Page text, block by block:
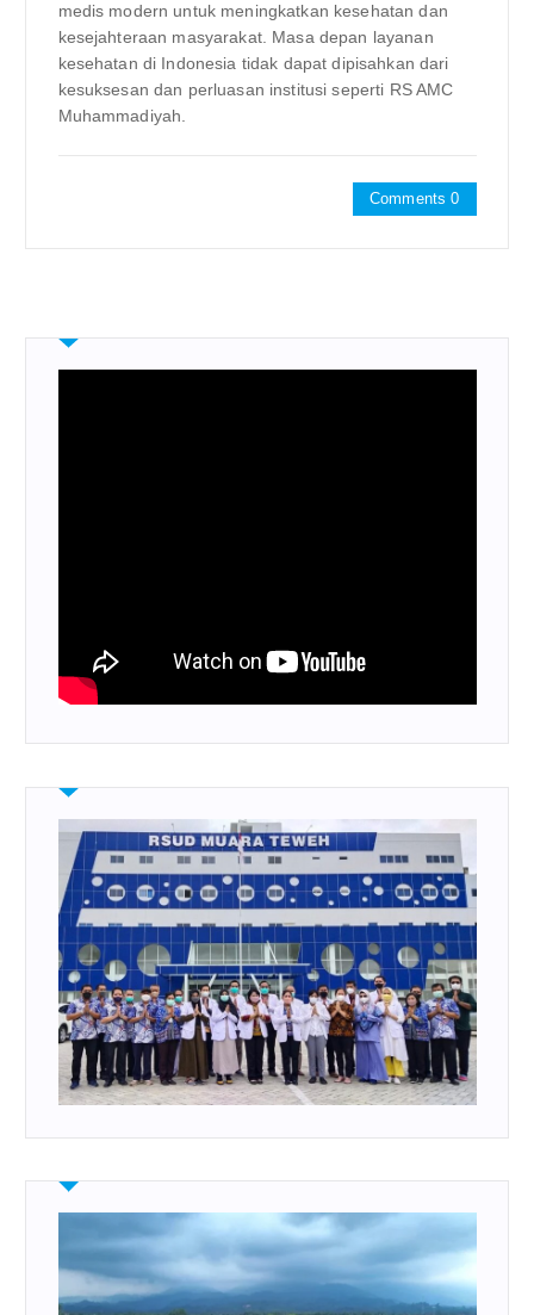
medis modern untuk meningkatkan kesehatan dan
kesejahteraan masyarakat. Masa depan layanan
kesehatan di Indonesia tidak dapat dipisahkan dari
kesuksesan dan perluasan institusi seperti RS AMC
Muhammadiyah.
Comments 0